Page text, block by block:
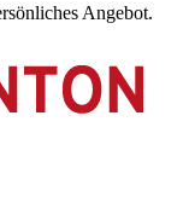
Angebot.